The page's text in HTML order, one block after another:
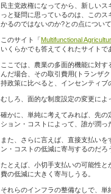
民主党政権になってから、新しい
っと疑問に思っているのは、この
かるのではないのか?との点につい
このサイト「Multifunctional
いくらかでも答えてくれたサイトで
ここでは、農業の多面的機能に対
んだ場合、その取引費用(トランザ
持政策に比べると、インセンティブ
むしろ、面的な制度設定の変更によ
確かに、単純に考えてみれば、先
ション・コストによって、誰が潤っ
また、さらに言えば、直接支払い
ン・コストの低減に寄与するのだろ
たとえば、小切手支払いの可能性
費の低減に大きく寄与しうる。
それらのインフラの整備なしで、